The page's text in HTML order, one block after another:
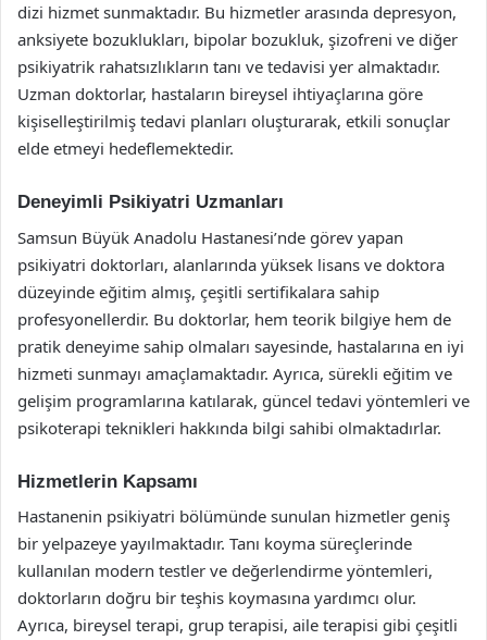
dizi hizmet sunmaktadır. Bu hizmetler arasında depresyon,
anksiyete bozuklukları, bipolar bozukluk, şizofreni ve diğer
psikiyatrik rahatsızlıkların tanı ve tedavisi yer almaktadır.
Uzman doktorlar, hastaların bireysel ihtiyaçlarına göre
kişiselleştirilmiş tedavi planları oluşturarak, etkili sonuçlar
elde etmeyi hedeflemektedir.
Deneyimli Psikiyatri Uzmanları
Samsun Büyük Anadolu Hastanesi’nde görev yapan
psikiyatri doktorları, alanlarında yüksek lisans ve doktora
düzeyinde eğitim almış, çeşitli sertifikalara sahip
profesyonellerdir. Bu doktorlar, hem teorik bilgiye hem de
pratik deneyime sahip olmaları sayesinde, hastalarına en iyi
hizmeti sunmayı amaçlamaktadır. Ayrıca, sürekli eğitim ve
gelişim programlarına katılarak, güncel tedavi yöntemleri ve
psikoterapi teknikleri hakkında bilgi sahibi olmaktadırlar.
Hizmetlerin Kapsamı
Hastanenin psikiyatri bölümünde sunulan hizmetler geniş
bir yelpazeye yayılmaktadır. Tanı koyma süreçlerinde
kullanılan modern testler ve değerlendirme yöntemleri,
doktorların doğru bir teşhis koymasına yardımcı olur.
Ayrıca, bireysel terapi, grup terapisi, aile terapisi gibi çeşitli